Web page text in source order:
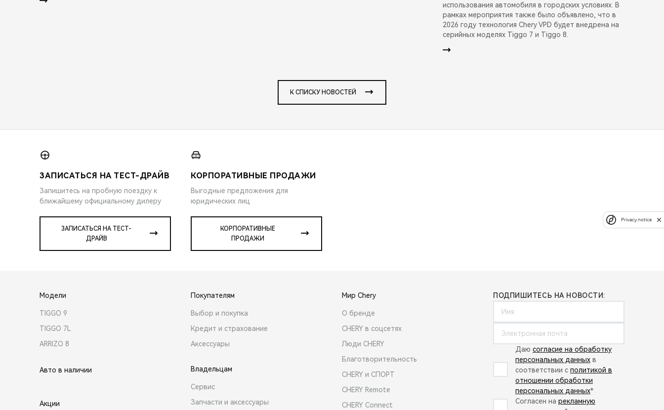
использования автомобиля в городских условиях. В
рамках мероприятия также было объявлено, что в
2026 году технология Chery VPD будет внедрена на
серийных моделях Tiggo 7 и Tiggo 8.
К СПИСКУ НОВОСТЕЙ
ЗАПИСАТЬСЯ НА ТЕСТ-ДРАЙВ
Запишитесь на пробную поездку к
ближайшему официальному дилеру
ЗАПИСАТЬСЯ НА ТЕСТ-
ДРАЙВ
КОРПОРАТИВНЫЕ ПРОДАЖИ
Выгодные предложения для
юридических лиц
КОРПОРАТИВНЫЕ
ПРОДАЖИ
Модели
TIGGO 9
TIGGO 7L
ARRIZO 8
Авто в наличии
Акции
Покупателям
Выбор и покупка
Кредит и страхование
Аксессуары
Владельцам
Сервис
Запчасти и аксессуары
Мир Chery
О бренде
CHERY в соцсетях
Люди CHERY
Благотворительность
CHERY и СПОРТ
CHERY Remote
CHERY Connect
ПОДПИШИТЕСЬ НА НОВОСТИ:
Даю согласие на обработку
персональных данных в
соответствии с политикой в
отношении обработки
персональных данных*
Согласен на рекламную
Privacy notice